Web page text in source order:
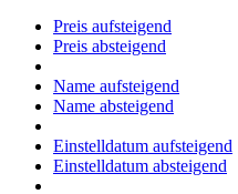
Preis aufsteigend
Preis absteigend
Name aufsteigend
Name absteigend
Einstelldatum aufsteigend
Einstelldatum absteigend